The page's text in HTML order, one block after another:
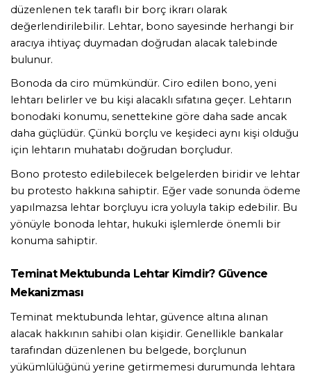
düzenlenen tek taraflı bir borç ikrarı olarak
değerlendirilebilir. Lehtar, bono sayesinde herhangi bir
aracıya ihtiyaç duymadan doğrudan alacak talebinde
bulunur.
Bonoda da ciro mümkündür. Ciro edilen bono, yeni
lehtarı belirler ve bu kişi alacaklı sıfatına geçer. Lehtarın
bonodaki konumu, senettekine göre daha sade ancak
daha güçlüdür. Çünkü borçlu ve keşideci aynı kişi olduğu
için lehtarın muhatabı doğrudan borçludur.
Bono protesto edilebilecek belgelerden biridir ve lehtar
bu protesto hakkına sahiptir. Eğer vade sonunda ödeme
yapılmazsa lehtar borçluyu icra yoluyla takip edebilir. Bu
yönüyle bonoda lehtar, hukuki işlemlerde önemli bir
konuma sahiptir.
Teminat Mektubunda Lehtar Kimdir? Güvence
Mekanizması
Teminat mektubunda lehtar, güvence altına alınan
alacak hakkının sahibi olan kişidir. Genellikle bankalar
tarafından düzenlenen bu belgede, borçlunun
yükümlülüğünü yerine getirmemesi durumunda lehtara